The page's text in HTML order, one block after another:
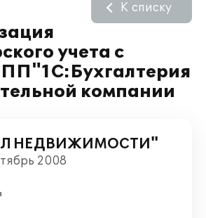
учета с
компании
К списку
НЕДВИЖИМОСТИ"
2008